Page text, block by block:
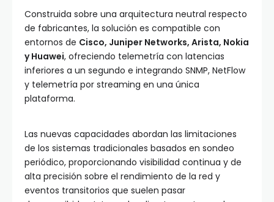
Construida sobre una arquitectura neutral respecto
de fabricantes, la solución es compatible con
entornos de Cisco, Juniper Networks, Arista, Nokia
y Huawei, ofreciendo telemetría con latencias
inferiores a un segundo e integrando SNMP, NetFlow
y telemetría por streaming en una única
plataforma.
Las nuevas capacidades abordan las limitaciones
de los sistemas tradicionales basados en sondeo
periódico, proporcionando visibilidad continua y de
alta precisión sobre el rendimiento de la red y
eventos transitorios que suelen pasar